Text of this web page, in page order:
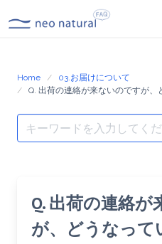
to
Home
03.お届けについて
Q. 出荷の連絡が来ないのですが、
Search
for:
Q. 出荷の連絡
が、どうなって